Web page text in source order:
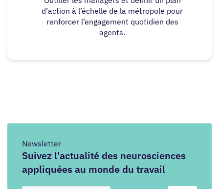
d’action à l’échelle de la métropole pour
renforcer l’engagement quotidien des
agents.
Newsletter
Suivez l'actualité des neurosciences
appliquées au monde du travail